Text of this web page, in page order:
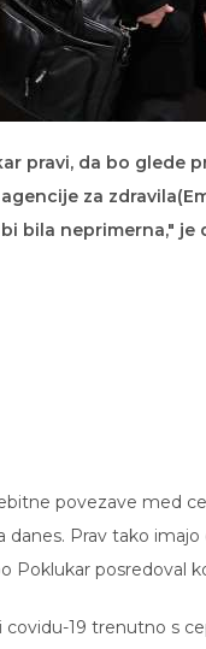
pravi, da bo glede
za
bila neprimerna,"
povezave med
danes. Prav tako
Poklukar posredoval
19 trenutno s